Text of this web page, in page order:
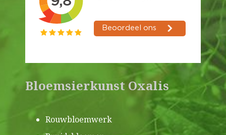
Bloemsierkunst Oxalis
Rouwbloemwerk